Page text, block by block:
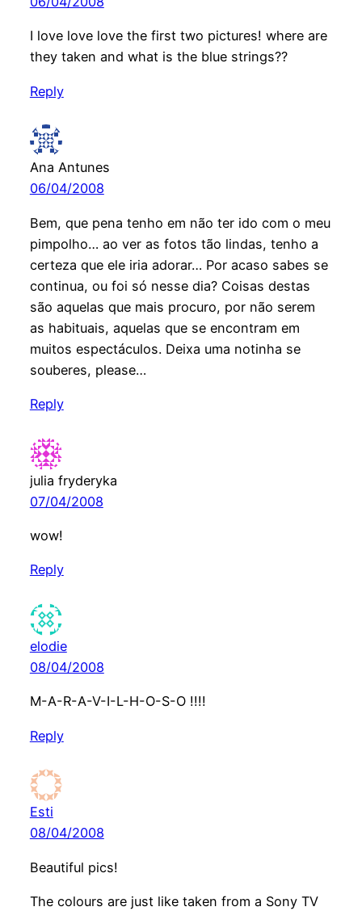
I love love love the first two pictures! where are
they taken and what is the blue strings??
Reply
Ana Antunes
06/04/2008
Bem, que pena tenho em não ter ido com o meu
pimpolho… ao ver as fotos tão lindas, tenho a
certeza que ele iria adorar… Por acaso sabes se
continua, ou foi só nesse dia? Coisas destas
são aquelas que mais procuro, por não serem
as habituais, aquelas que se encontram em
muitos espectáculos. Deixa uma notinha se
souberes, please…
Reply
julia fryderyka
07/04/2008
wow!
Reply
elodie
08/04/2008
M-A-R-A-V-I-L-H-O-S-O !!!!
Reply
Esti
08/04/2008
Beautiful pics!
The colours are just like taken from a Sony TV